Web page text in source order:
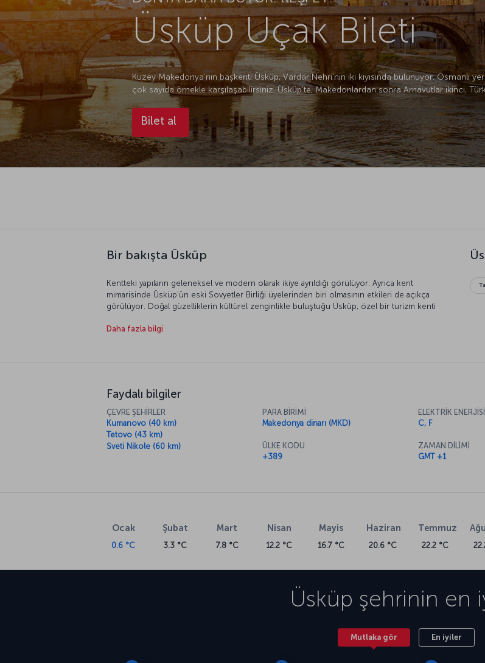
Üsküp Uçak Bileti
Kuzey Makedonya’nın başkenti Üsküp, Vardar Nehri’nin iki kıyısında bulunuyor. Osmanlı
çok sayıda örnekle karşılaşabilirsiniz. Üsküp’te, Makedonlardan sonra Arnavutlar ikinci,
Bilet al
Bir bakışta Üsküp
Kentteki yapıların geleneksel ve modern olarak ikiye ayrıldığı görülüyor. Ayrıca kent
mimarisinde Üsküp’ün eski Sovyetler Birliği üyelerinden biri olmasının etkileri de açıkça
görülüyor. Doğal güzelliklerin kültürel zenginlikle buluştuğu Üsküp, özel bir turizm kenti
Makedonya'ın öne çıkan gezilecek görülecek noktaları için
Daha fazla bilgi
Faydalı bilgiler
ÇEVRE ŞEHİRLER
Kumanovo (40 km)
Tetovo (43 km)
Sveti Nikole (60 km)
PARA BİRİMİ
Makedonya dinarı (MKD)
ÜLKE KODU
+389
ELEKTRİK ENERJİSİ
C, F
ZAMAN DİLİMİ
GMT +1
Ocak
0.6 °C
Şubat
3.3 °C
Mart
7.8 °C
Nisan
12.2 °C
Mayis
16.7 °C
Haziran
20.6 °C
Temmuz
22.2 °C
Üsküp şehrinin en
Mutlaka gör En iyiler